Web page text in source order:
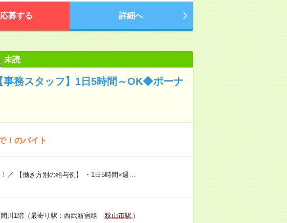
応募する 詳細へ
未読
事務スタッフ】1日5時間～OK◆ボーナ
！のバイト
／ 【働き方別の給与例】 ・1日5時間×週…
川1階（最寄り駅：西武新宿線
狭山市駅）